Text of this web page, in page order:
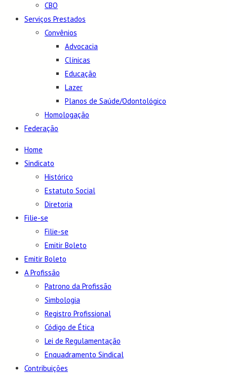
CBO
Serviços Prestados
Convênios
Advocacia
Clínicas
Educação
Lazer
Planos de Saúde/Odontológico
Homologação
Federação
Home
Sindicato
Histórico
Estatuto Social
Diretoria
Filie-se
Filie-se
Emitir Boleto
Emitir Boleto
A Profissão
Patrono da Profissão
Simbologia
Registro Profissional
Código de Ética
Lei de Regulamentação
Enquadramento Sindical
Contribuições